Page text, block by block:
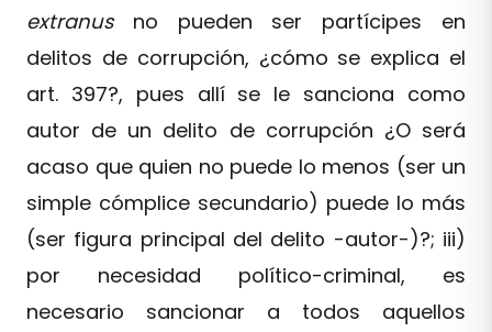
extranus no pueden ser partícipes en
delitos de corrupción, ¿cómo se explica el
art. 397?, pues allí se le sanciona como
autor de un delito de corrupción ¿O será
acaso que quien no puede lo menos (ser un
simple cómplice secundario) puede lo más
(ser figura principal del delito -autor-)?; iii)
por necesidad político-criminal, es
necesario sancionar a todos aquellos